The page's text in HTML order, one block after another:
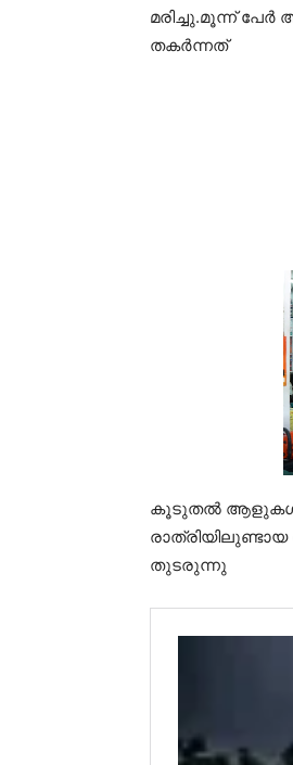
മരിച്ചു.മൂന്ന്
തകർന്നത്
കൂടുതൽ ആളുകൾ
തുടരുന്നു